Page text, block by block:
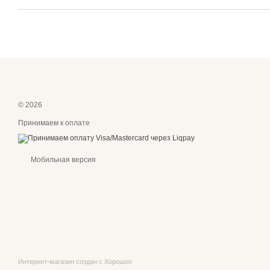
© 2026
Принимаем к оплате
Мобильная версия
Интернет-магазин создан с Хорошоп